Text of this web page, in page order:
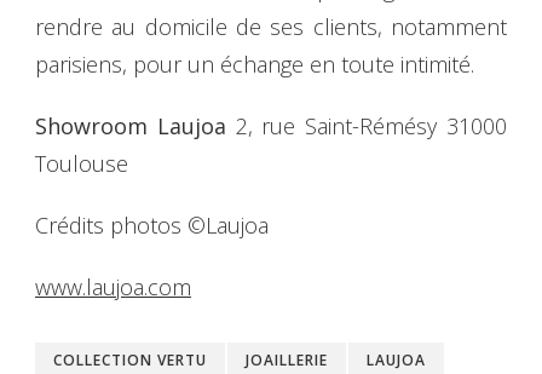
rendre au domicile de ses clients, notamment
parisiens, pour un échange en toute intimité.
Showroom Laujoa 2, rue Saint-Rémésy 31000
Toulouse
Crédits photos ©Laujoa
www.laujoa.com
COLLECTION VERTU JOAILLERIE
LAUJOA